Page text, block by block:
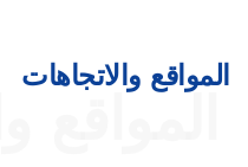
المواقع
المواقع والاتجاهات